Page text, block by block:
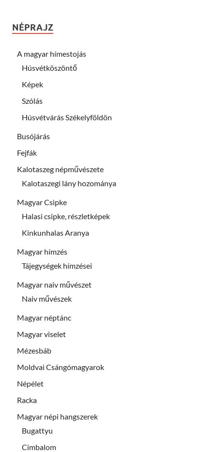
NÉPRAJZ
A magyar hímestojás
Húsvétköszöntő
Képek
Szólás
Húsvétvárás Székelyföldön
Busójárás
Fejfák
Kalotaszeg népművészete
Kalotaszegi lány hozománya
Magyar Csipke
Halasi csipke, részletképek
Kinkunhalas Aranya
Magyar hímzés
Tájegységek hímzései
Magyar naiv művészet
Naiv művészek
Magyar néptánc
Magyar viselet
Mézesbáb
Moldvai Csángómagyarok
Népélet
Racka
Magyar népi hangszerek
Bugattyu
Cimbalom